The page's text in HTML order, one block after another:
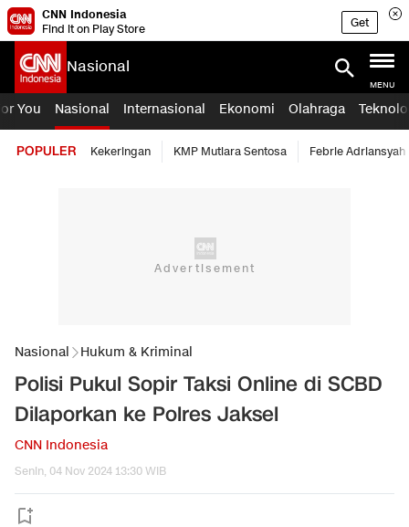
CNN Indonesia
Find it on Play Store
Get
Nasional
MENU
You Nasional Internasional Ekonomi Olahraga
POPULER Kekeringan KMP Mutiara Sentosa Febrie Adriansyah
Nasional Hukum & Kriminal
Polisi Pukul Sopir Taksi Online di SCBD
Dilaporkan ke Polres Jaksel
CNN Indonesia
Senin, 04 Nov 2024 13:30 WIB